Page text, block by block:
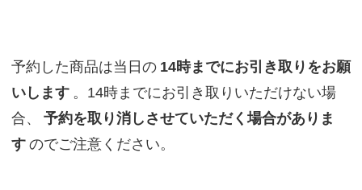
予約した商品は当日の 14時までにお引き取りをお願
いします 。14時までにお引き取りいただけない場
合、
予約を取り消しさせていただく場合がありま
す のでご注意ください。